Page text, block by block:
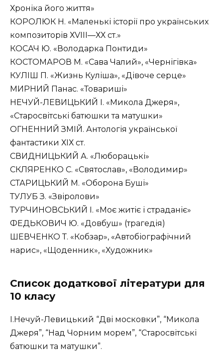
Хроніка його життя»
КОРОЛЮК Н. «Маленькі історії про українських
композиторів ХVІІІ—ХХ ст.»
КОСАЧ Ю. «Володарка Понтиди»
КОСТОМАРОВ М. «Сава Чалий», «Чернігівка»
КУЛІШ П. «Жизнь Куліша», «Дівоче серце»
МИРНИЙ Панас. «Товариші»
НЕЧУЙ-ЛЕВИЦЬКИЙ І. «Микола Джеря»,
«Старосвітські батюшки та матушки»
ОГНЕННИЙ ЗМІЙ. Антологія української
фантастики ХІХ ст.
СВИДНИЦЬКИЙ А. «Люборацькі»
СКЛЯРЕНКО С. «Святослав», «Володимир»
СТАРИЦЬКИЙ М. «Оборона Буші»
ТУЛУБ З. «Звіролови»
ТУРЧИНОВСЬКИЙ І. «Моє житіє і страданіє»
ФЕДЬКОВИЧ Ю. «Довбуш» (трагедія)
ШЕВЧЕНКО Т. «Кобзар», «Автобіографічний
нарис», «Щоденник», «Художник»
Список додаткової літератури для
10 класу
І.Нечуй-Левицький “Дві московки”, “Микола
Джеря”, “Над Чорним морем”, “Старосвітські
батюшки та матушки”.